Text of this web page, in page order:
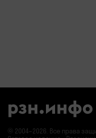
© 2004–2026. Все права